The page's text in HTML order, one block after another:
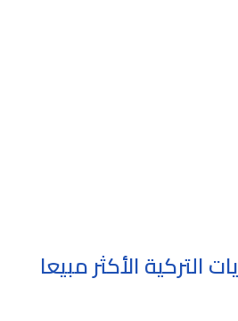
التركية الأكثر مبيعا